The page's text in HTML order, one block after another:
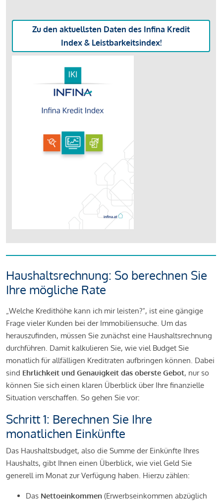
Zu den aktuellsten Daten des Infina Kredit
Index & Leistbarkeitsindex!
Haushaltsrechnung: So berechnen Sie
Ihre mögliche Rate
„Welche Kredithöhe kann ich mir leisten?“, ist eine gängige
Frage vieler Kunden bei der Immobiliensuche. Um das
herauszufinden, müssen Sie zunächst eine Haushaltsrechnung
durchführen. Damit kalkulieren Sie, wie viel Budget Sie
monatlich für allfälligen Kreditraten aufbringen können. Dabei
sind Ehrlichkeit und Genauigkeit das oberste Gebot, nur so
können Sie sich einen klaren Überblick über Ihre finanzielle
Situation verschaffen. So gehen Sie vor:
Schritt 1: Berechnen Sie Ihre
monatlichen Einkünfte
Das Haushaltsbudget, also die Summe der Einkünfte Ihres
Haushalts, gibt Ihnen einen Überblick, wie viel Geld Sie
generell im Monat zur Verfügung haben. Hierzu zählen:
Das Nettoeinkommen (Erwerbseinkommen abzüglich